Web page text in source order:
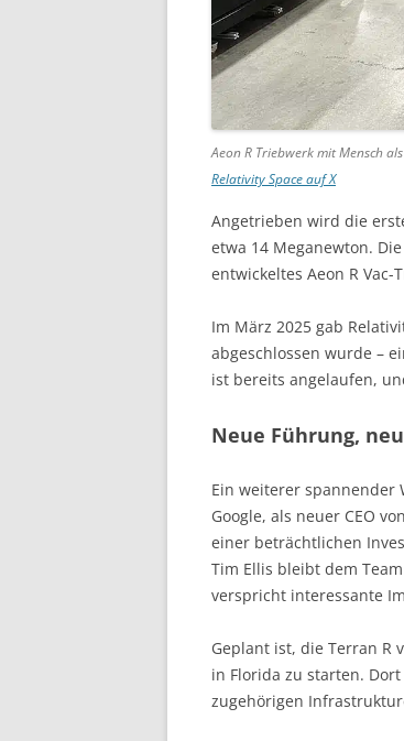
Aeon R Triebwerk mit Mensch
Relativity Space auf X
Angetrieben wird die
etwa 14 Meganewton.
entwickeltes Aeon R Vac-
Im März 2025 gab
abgeschlossen wurde –
ist bereits angelaufen,
Neue Führung,
Ein weiterer spannender
Google, als neuer CEO
einer beträchtlichen
Tim Ellis bleibt dem
verspricht interessante
Geplant ist, die Terran R
in Florida zu starten.
zugehörigen